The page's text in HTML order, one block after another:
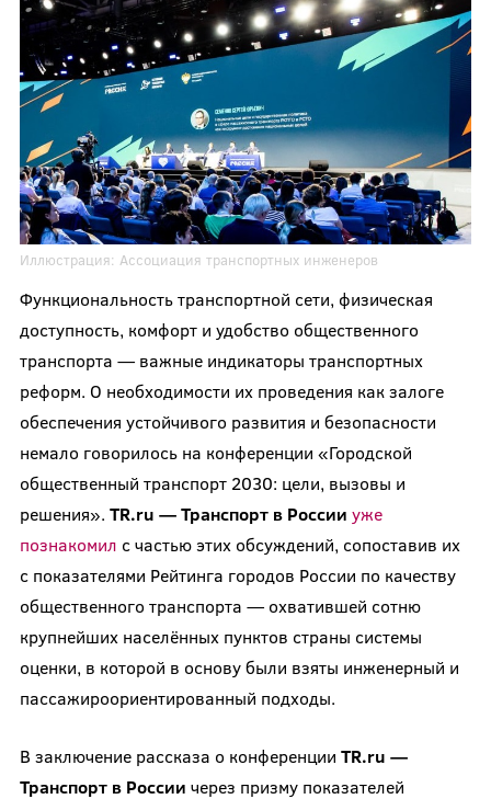
Иллюстрация: Ассоциация транспортных инженеров
Функциональность транспортной сети, физическая
доступность, комфорт и удобство общественного
транспорта — важные индикаторы транспортных
реформ. О необходимости их проведения как залоге
обеспечения устойчивого развития и безопасности
немало говорилось на конференции «Городской
общественный транспорт 2030: цели, вызовы и
решения». TR.ru — Транспорт в России уже
познакомил с частью этих обсуждений, сопоставив их
с показателями Рейтинга городов России по качеству
общественного транспорта — охватившей сотню
крупнейших населённых пунктов страны системы
оценки, в которой в основу были взяты инженерный и
пассажироориентированный подходы.
В заключение рассказа о конференции TR.ru —
Транспорт в России через призму показателей